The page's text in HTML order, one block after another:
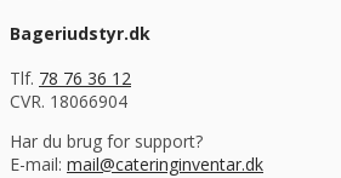
Bageriudstyr.dk
Tlf. 78 76 36 12
CVR. 18066904
Har du brug for support?
E-mail: mail@cateringinventar.dk